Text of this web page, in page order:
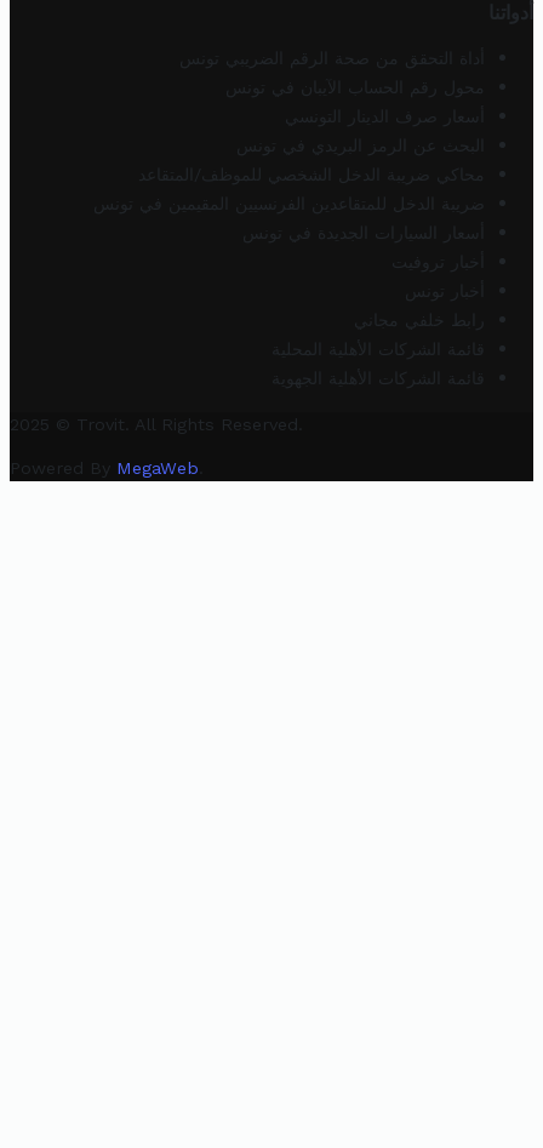
أدواتنا
أداة التحقق من صحة الرقم الضريبي تونس
محول رقم الحساب الآيبان في تونس
أسعار صرف الدينار التونسي
البحث عن الرمز البريدي في تونس
محاكي ضريبة الدخل الشخصي للموظف/المتقاعد
ضريبة الدخل للمتقاعدين الفرنسيين المقيمين في تونس
أسعار السيارات الجديدة في تونس
أخبار تروفيت
أخبار تونس
رابط خلفي مجاني
قائمة الشركات الأهلية المحلية
قائمة الشركات الأهلية الجهوية
2025 © Trovit. All Rights Reserved.
Powered By MegaWeb